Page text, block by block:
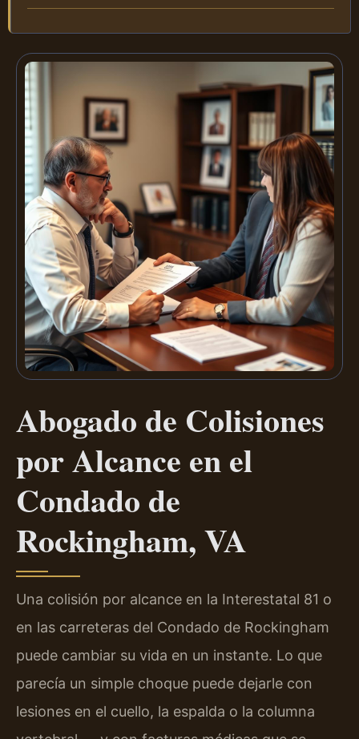
Abogado de Colisiones
por Alcance en el
Condado de
Rockingham, VA
Una colisión por alcance en la Interestatal 81 o
en las carreteras del Condado de Rockingham
puede cambiar su vida en un instante. Lo que
parecía un simple choque puede dejarle con
lesiones en el cuello, la espalda o la columna